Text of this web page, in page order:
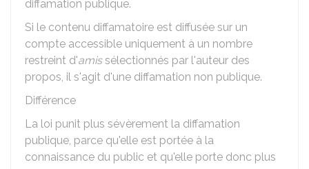
diffamation publique.
Si le contenu diffamatoire est diffusée sur un
compte accessible uniquement à un nombre
restreint d'amissélectionnés par l'auteur des
propos, il s'agit d'une diffamation non publique.
Différence
La loi punit plus sévèrement la diffamation
publique, parce qu'elle est portée à la
connaissance du public et qu'elle porte donc plus